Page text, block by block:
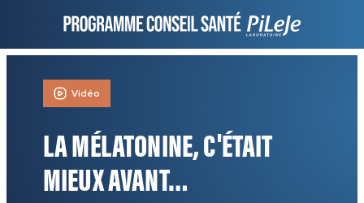
Vidéo
LA MÉLATONINE, C'ÉTAIT
MIEUX AVANT…